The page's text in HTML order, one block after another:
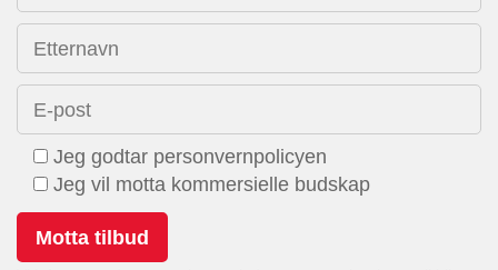
Etternavn
E-post
Jeg godtar personvernpolicyen
Jeg vil motta kommersielle budskap